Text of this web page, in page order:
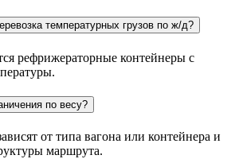
температурных грузов по ж/д?
рефрижераторные контейнеры с
по весу?
от типа вагона или контейнера и
маршрута.